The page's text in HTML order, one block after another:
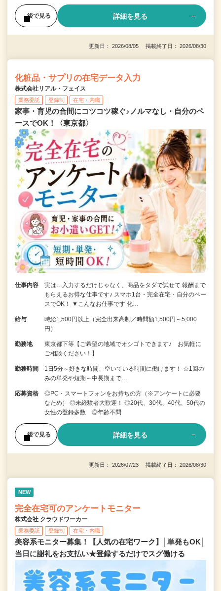
後で見る 詳細を見る
更新日： 2026/08/05 掲載終了日： 2026/08/30
化粧品・サプリの在宅データ入力
株式会社リアル・フェイス
業務委託 登録制 在宅・内職
家事・育児の合間にコツコツ稼ぐ♪ノルマなし・自分のペ
ースでOK！〈東京都〉
仕事内容
実は…入力するだけじゃなく、商品をタダで試せて 報酬まで
もらえるお得な仕事です♪ スマホ1台・完全在宅・自分のペー
スでOK！ ▼こんなお仕事です 化…
給与
時給1,500円以上（完全出来高制／時間額1,500円～5,000
円）
勤務地
東京都下等【ご希望の地域でオシゴトできます♪ お気軽に
ご相談ください！】
勤務時間
1日5分～好きな時間、空いている時間に働けます！ ☆1回の
みの単発や短期～中長期まで…
応募資格
◎PC・スマートフォンをお持ちの方（※アンケートに必要
なため） ◎未経験者大歓迎！ ◎20代、30代、40代、50代の
女性の登録多数 ◎年齢不問
後で見る 詳細を見る
更新日： 2026/07/23 掲載終了日： 2026/08/30
NEW
完全在宅可のアンケートモニター
株式会社 クラウドワーカー
業務委託 登録制 在宅・内職
美容系モニター募集！【人気の在宅ワーク】│単発もOK│
当日に謝礼をお支払い★登録するだけでスグ働ける